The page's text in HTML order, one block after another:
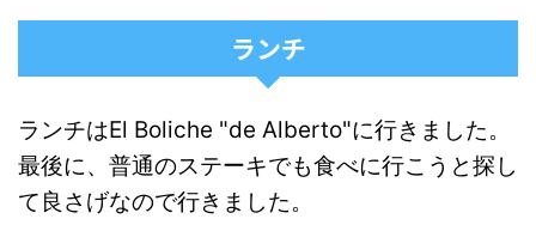
ランチ
ランチはEl Boliche "de Alberto"に行きました。
最後に、普通のステーキでも食べに行こうと探し
て良さげなので行きました。